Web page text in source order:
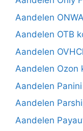
Aandelen
Aandelen OTB
Aandelen
Aandelen Ozon
Aandelen
Aandelen
Aandelen